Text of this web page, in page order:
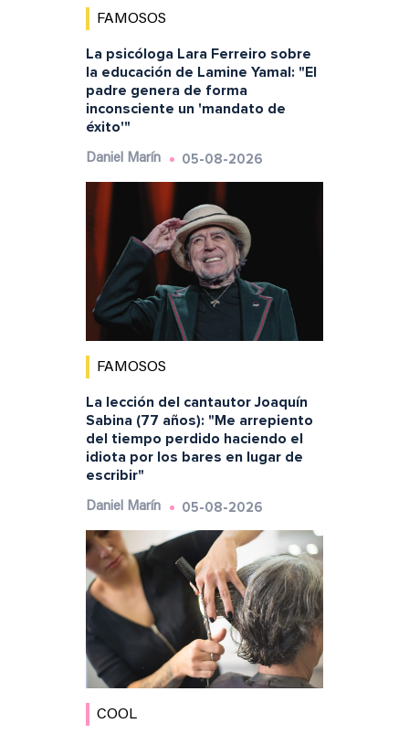
FAMOSOS
La psicóloga Lara Ferreiro sobre
la educación de Lamine Yamal: "El
padre genera de forma
inconsciente un 'mandato de
éxito'"
Daniel Marín 05-08-2026
FAMOSOS
La lección del cantautor Joaquín
Sabina (77 años): "Me arrepiento
del tiempo perdido haciendo el
idiota por los bares en lugar de
escribir"
Daniel Marín 05-08-2026
COOL